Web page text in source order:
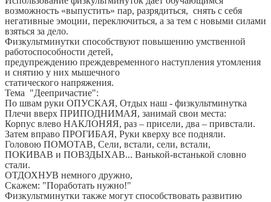
возможность «выпустить» пар, разрядиться, снять с себя
негативные эмоции, переключиться, а за тем с новыми силами
взяться за дело.
Физкультминутки способствуют повышению умственной
работоспособности детей,
предупреждению преждевременного наступления утомления
и снятию у них мышечного
статического напряжения.
Тема "Деепричастие":
По швам руки ОПУСКАЯ, Отдых наш - физкультминутка
Плечи вверх ПРИПОДНИМАЯ, занимай свои места:
Корпус влево НАКЛОНЯЯ, раз – присели, два – привстали.
Затем вправо ПРОГИБАЯ, Руки кверху все подняли.
Головою ПОМОТАВ, Сели, встали, сели, встали,
ПОКИВАВ и ПОВЗДЫХАВ... Ванькой-встанькой словно
стали.
ОТДОХНУВ немного дружно,
Скажем: "Поработать нужно!"
Физкультминутки также могут способствовать развитию